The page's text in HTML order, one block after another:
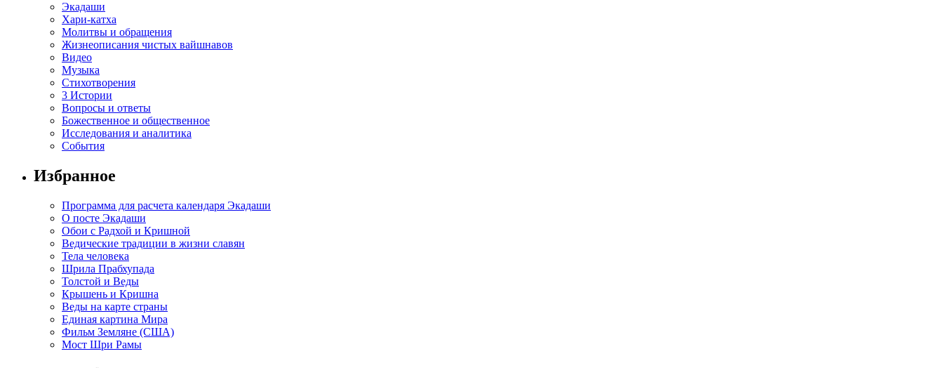
Экадаши
Хари-катха
Молитвы и обращения
Жизнеописания чистых вайшнавов
Видео
Музыка
Стихотворения
3 Истории
Вопросы и ответы
Божественное и общественное
Исследования и аналитика
События
Избранное
Программа для расчета календаря Экадаши
О посте Экадаши
Обои с Радхой и Кришной
Ведические традиции в жизни славян
Тела человека
Шрила Прабхупада
Толстой и Веды
Крышень и Кришна
Веды на карте страны
Единая картина Мира
Фильм Земляне (США)
Мост Шри Рамы